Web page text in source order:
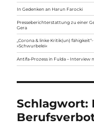
In Gedenken an Harun Farocki
Presseberichterstattung zu einer
Gera
„Corona & linke Kritik(un)
»Schwurbelei«
Antifa-Prozess in Fulda – Interview
Schlagwort: